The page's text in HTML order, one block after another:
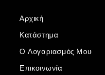
Αρχική
Κατάστημα
Ο Λογαριασμός Μου
Επικοινωνία